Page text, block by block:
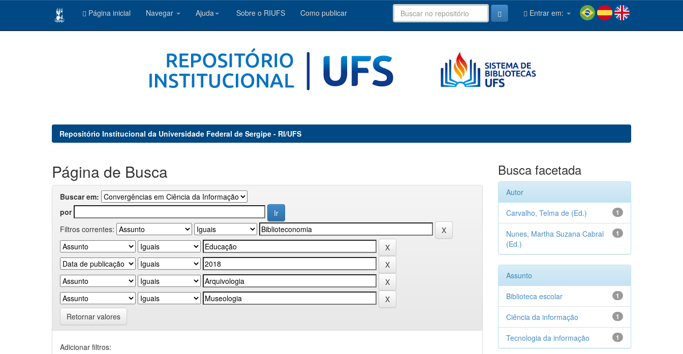
Página inicial Navegar Ajuda Sobre o RIUFS Como publicar Entrar em:
Repositório Institucional da Universidade Federal de Sergipe - RI/UFS
Página de Busca
Buscar em:
por
Filtros correntes:
Retornar valores
Adicionar filtros:
Busca facetada
Autor
1
Carvalho, Telma de (Ed.)
1
Nunes, Martha Suzana Cabral
(Ed.)
Assunto
1
Biblioteca escolar
1
Ciência da informação
1
Tecnologia da informação